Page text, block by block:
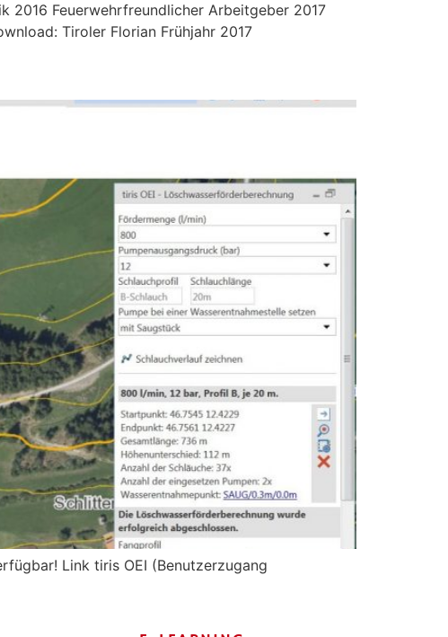
2016 Feuerwehrfreundlicher Arbeitgeber 2017
Tiroler Florian Frühjahr 2017
Link tiris OEI (Benutzerzugang